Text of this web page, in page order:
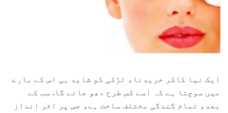
ایک نیا کاکر خریدنا، لڑکی کو شاید ہی اس کے بارے
میں سوچتا ہے کہ اسے کس طرح دھو جائے گا. سب کے
بعد، تمام گندگی مختلف ساخت ہے، جس پر اثر انداز